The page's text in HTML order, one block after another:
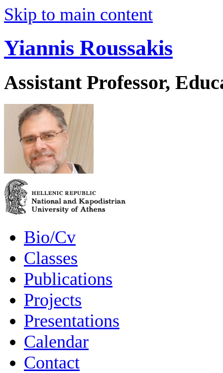
Skip to main content
Yiannis Roussakis
Assistant Professor,
Bio/Cv
Classes
Publications
Projects
Presentations
Calendar
Contact